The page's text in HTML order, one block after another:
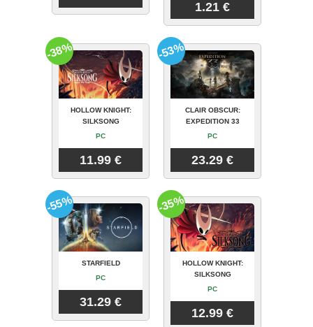
1.21 €
HOLLOW KNIGHT:
SILKSONG
PC
11.99 €
-38%
CLAIR OBSCUR:
EXPEDITION 33
PC
23.29 €
-53%
STARFIELD
PC
31.29 €
-55%
HOLLOW KNIGHT:
SILKSONG
PC
12.99 €
-35%